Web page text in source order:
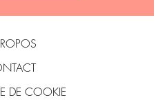
DE COOKIE